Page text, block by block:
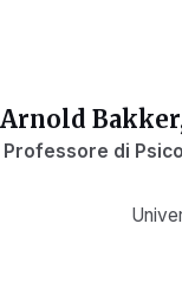
Arnold
Professore di